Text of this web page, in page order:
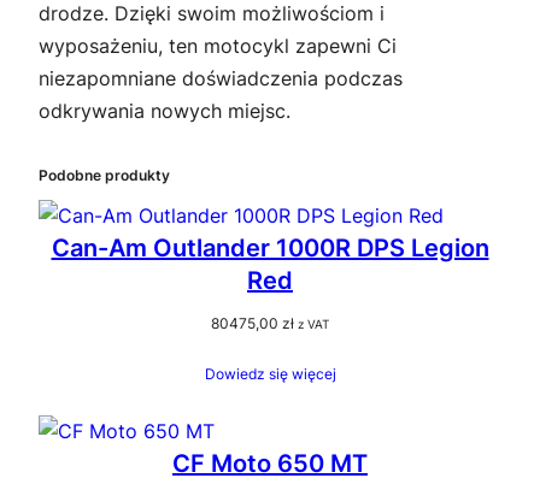
drodze. Dzięki swoim możliwościom i
wyposażeniu, ten motocykl zapewni Ci
niezapomniane doświadczenia podczas
odkrywania nowych miejsc.
Podobne produkty
Can-Am Outlander 1000R DPS Legion
Red
80475,00 zł z VAT
Dowiedz się więcej
CF Moto 650 MT